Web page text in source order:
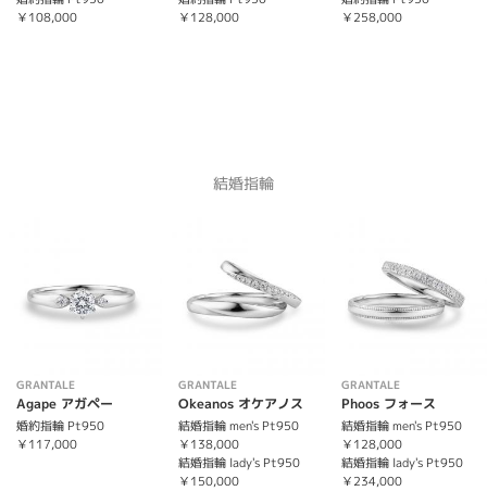
￥108,000
￥128,000
￥258,000
結婚指輪
GRANTALE
Agape アガペー
婚約指輪 Pt950
￥117,000
GRANTALE
Okeanos オケアノス
結婚指輪 men's Pt950
￥138,000
結婚指輪 lady's Pt950
￥150,000
GRANTALE
Phoos フォース
結婚指輪 men's Pt950
￥128,000
結婚指輪 lady's Pt950
￥234,000